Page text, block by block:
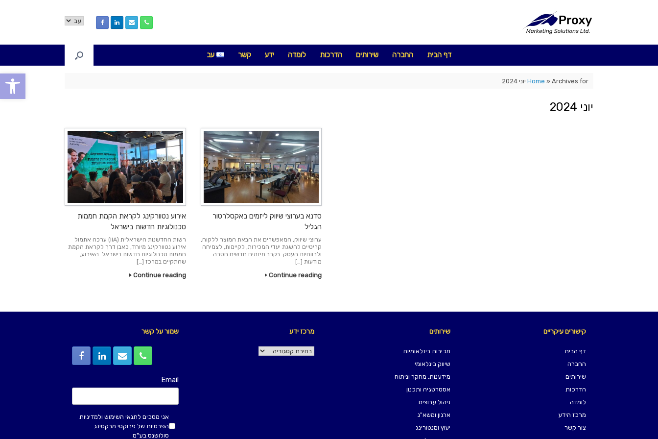
בחירת
דף הבית החברה שירותים הדרכות לומדה ידע קשר עב
Home »Archives for יוני 2024
יוני 2024
אירוע נטוורקינג לקראת הקמת חממות
טכנולוגיות חדשות בישראל
רשות החדשנות הישראלית (IIA) ערכה אתמול
אירוע נטוורקינג מיוחד, כאבן דרך לקראת הקמת
חממות טכנולוגיות חדשות בישראל. האירוע,
שהתקיים במרכז […]
Continue reading
סדנא בערוצי שיווק ליזמים באקסלרטור
הגליל
ערוצי שיווק, המאפשרים את הבאת המוצר ללקוח,
קריטיים להשגת יעדי המכירות, לקיימות, לצמיחה
ולרווחיות העסק. בקרב מיזמים חדשים חסרה
מודעות […]
Continue reading
שמור על קשר
Email
אני מסכים לתנאי השימוש ולמדיניות
הפרטיות של פרוקסי מרקטינג
סולושנס בע"מ
מרכז ידע
מרכז
שירותים
מכירות בינלאומיות
שיווק בינלאומי
מידענות, מחקר וניתוח
אסטרטגיה ותכנון
ניהול ערוצים
ארגון ומשא"נ
יעוץ ומנטורינג
קישורים עיקריים
דף הבית
החברה
שירותים
הדרכות
לומדה
מרכז הידע
צור קשר
פתח